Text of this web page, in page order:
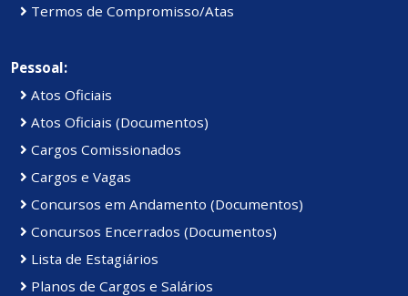
Termos de Compromisso/Atas
Pessoal:
Atos Oficiais
Atos Oficiais (Documentos)
Cargos Comissionados
Cargos e Vagas
Concursos em Andamento (Documentos)
Concursos Encerrados (Documentos)
Lista de Estagiários
Planos de Cargos e Salários